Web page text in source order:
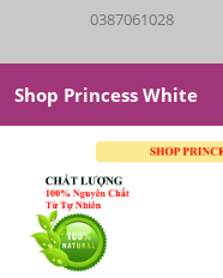
0387061028
Shop Princess White
Princess White
Giới Thiệu